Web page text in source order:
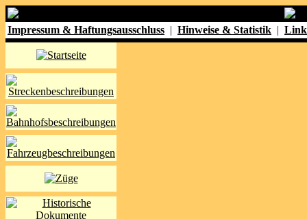
Impressum & Haftungsausschluss | Hinweise & Statistik |